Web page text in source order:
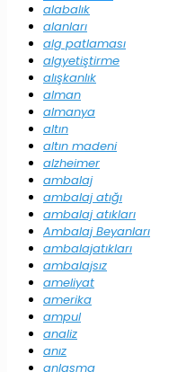
alabalık
alanları
alg patlaması
algyetiştirme
alışkanlık
alman
almanya
altın
altın madeni
alzheimer
ambalaj
ambalaj atığı
ambalaj atıkları
Ambalaj Beyanları
ambalajatıkları
ambalajsız
ameliyat
amerika
ampul
analiz
anız
anlaşma